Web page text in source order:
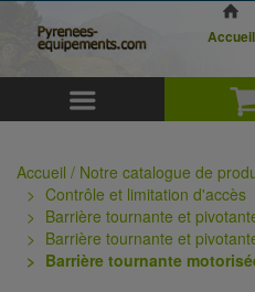
Accueil
Accueil / Notre catalogue de
Contrôle et limitation d'accès
Barrière tournante et
Barrière tournante et
Barrière tournante